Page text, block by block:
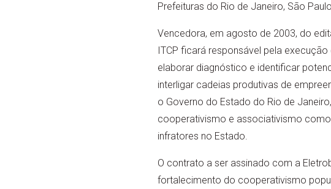
Prefeituras do Rio de Janeiro, São
Vencedora, em agosto de 2003, do
ITCP ficará responsável pela
elaborar diagnóstico e identificar
interligar cadeias produtivas de
o Governo do Estado do Rio de
cooperativismo e associativismo
infratores no Estado.
O contrato a ser assinado com a
fortalecimento do cooperativismo